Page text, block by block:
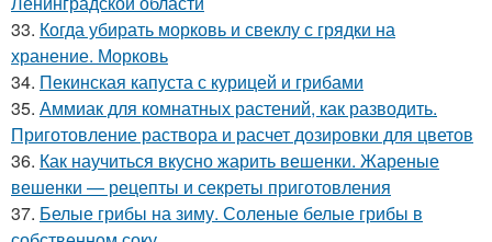
33. Когда убирать морковь и свеклу с грядки на
хранение. Морковь
34. Пекинская капуста с курицей и грибами
35. Аммиак для комнатных растений, как разводить.
Приготовление раствора и расчет дозировки для цветов
36. Как научиться вкусно жарить вешенки. Жареные
вешенки — рецепты и секреты приготовления
37. Белые грибы на зиму. Соленые белые грибы в